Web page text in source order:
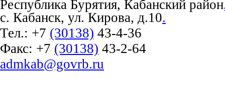
Республика Бурятия, Кабанский район
с. Кабанск, ул. Кирова, д.10.
Тел.: +7 (30138) 43-4-36
Факс: +7 (30138) 43-2-64
admkab@govrb.ru